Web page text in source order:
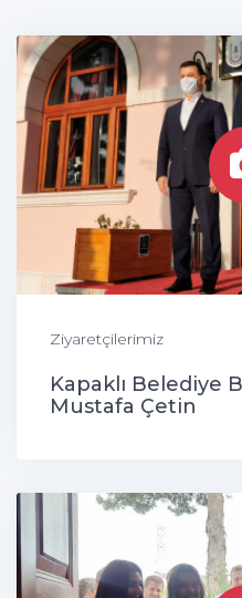
Ziyaretçilerimiz
Kapaklı Belediye
Mustafa Çetin